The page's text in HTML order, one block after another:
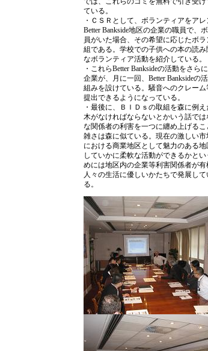
ている。
・ＣＳＲとして、ボランティアをア
Better Bankside地区の企業の職員で、
員がいた場合、その希望に応じたボ
組である。学校での子供への本の読
なボランティア活動を紹介している。
・これらBetter Banksideの活動をさ
企業が、月に一回、Better Banksideの
組みを設けている。騒音へのクレー
提出できるようになっている。
・最後に、ＢＩＤｓの取組を森に例
木がなければならないとかいう話で
な関係者の利害を一つに纏め上げる
雑さは森に似ている。現在の激しい
における商業地区として魅力のある
していかに柔軟な活動ができるかと
めには地区内の企業等利害関係者が有
人々の生活に優しいかたちで発展し
る。